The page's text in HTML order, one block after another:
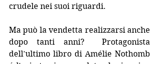
crudele nei suoi riguardi.
Ma può la vendetta realizzarsi anche
dopo tanti anni?  Protagonista
dell'ultimo libro di Amélie Nothomb